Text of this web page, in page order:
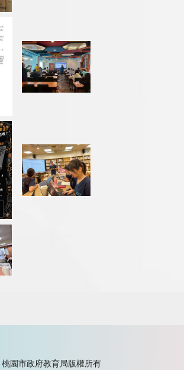
桃園市政府教育局版權所有